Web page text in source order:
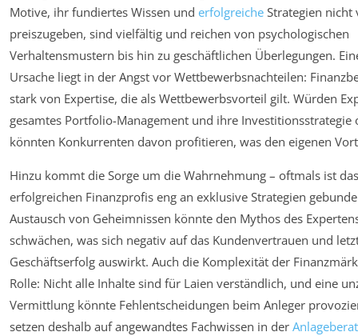
Motive, ihr fundiertes Wissen und erfolgreiche Strategien nicht
preiszugeben, sind vielfältig und reichen von psychologischen
Verhaltensmustern bis hin zu geschäftlichen Überlegungen.
Ursache liegt in der Angst vor Wettbewerbsnachteilen:
stark von Expertise, die als Wettbewerbsvorteil gilt. Würden
gesamtes Portfolio-Management und ihre Investitionsstrategie
könnten Konkurrenten davon profitieren, was den eigenen
Hinzu kommt die Sorge um die Wahrnehmung – oftmals ist
erfolgreichen Finanzprofis eng an exklusive Strategien
Austausch von Geheimnissen könnte den Mythos des
schwächen, was sich negativ auf das Kundenvertrauen und
Geschäftserfolg auswirkt. Auch die Komplexität der
Rolle: Nicht alle Inhalte sind für Laien verständlich, und eine
Vermittlung könnte Fehlentscheidungen beim Anleger
setzen deshalb auf angewandtes Fachwissen in der